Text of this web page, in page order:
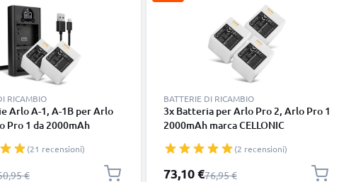
RICAMBIO
Arlo A-1, A-1B per Arlo
Pro 1 da 2000mAh
Caricabatterie Doppio
& sicurezza
(21 recensioni)
normale
€
BATTERIE DI RICAMBIO
3x Batteria per Arlo Pro 2, Arlo Pro 1
2000mAh marca CELLONIC
(2 recensioni)
Prezzo speciale
73,10 €Prezzo normale
76,95 €